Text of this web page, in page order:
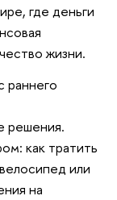
где деньги
жизни.
раннего
решения.
как тратить
или
на